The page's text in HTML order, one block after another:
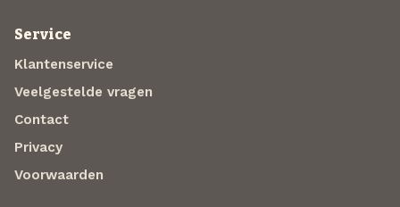
Service
Klantenservice
Veelgestelde vragen
Contact
Privacy
Voorwaarden